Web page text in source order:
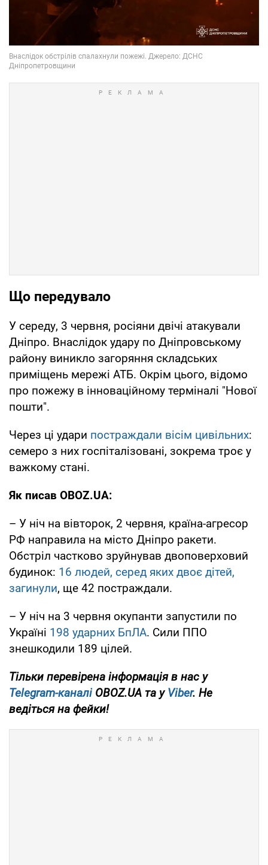
Що передувало
У середу, 3 червня, росіяни двічі атакували
Дніпро. Внаслідок удару по Дніпровському
району виникло загоряння складських
приміщень мережі АТБ. Окрім цього, відомо
про пожежу в інноваційному терміналі "Нової
пошти".
Через ці удари постраждали вісім цивільних:
семеро з них госпіталізовані, зокрема троє у
важкому стані.
Як писав OBOZ.UA:
– У ніч на вівторок, 2 червня, країна-агресор
РФ направила на місто Дніпро ракети.
Обстріл частково зруйнував двоповерховий
будинок: 16 людей, серед яких двоє дітей,
загинули, ще 42 постраждали.
– У ніч на 3 червня окупанти запустили по
Україні 198 ударних БпЛА. Сили ППО
знешкодили 189 цілей.
Тільки перевірена інформація в нас у
Telegram-каналіOBOZ.UA та уViber. Не
ведіться на фейки!